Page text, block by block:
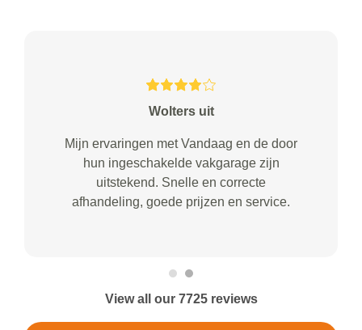
Wolters uit
Mijn ervaringen met Vandaag en de door
hun ingeschakelde vakgarage zijn
uitstekend. Snelle en correcte
afhandeling, goede prijzen en service.
View all our 7725 reviews